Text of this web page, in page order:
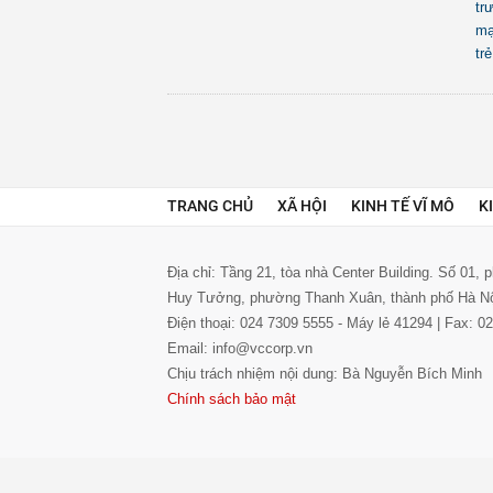
TRANG CHỦ XÃ HỘI KINH TẾ VĨ MÔ
Địa chỉ: Tầng 21, tòa nhà Center Building. Số 01,
Huy Tưởng, phường Thanh Xuân, thành phố Hà
Điện thoại: 024 7309 5555 - Máy lẻ 41294 | Fax:
Email: info@vccorp.vn
Chịu trách nhiệm nội dung: Bà Nguyễn Bích Minh
Chính sách bảo mật